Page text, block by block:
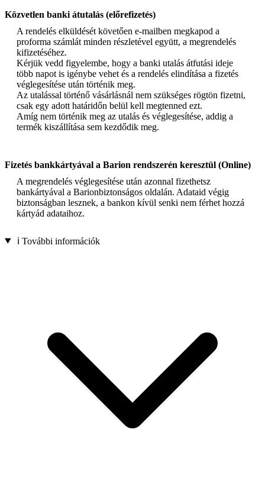
Közvetlen banki átutalás (előrefizetés)
A rendelés elküldését követően e-mailben megkapod a
proforma számlát minden részletével együtt, a megrendelés
kifizetéséhez.
Kérjük vedd figyelembe, hogy a banki utalás átfutási ideje
több napot is igénybe vehet és a rendelés elindítása a fizetés
véglegesítése után történik meg.
Az utalással történő vásárlásnál nem szükséges rögtön fizetni,
csak egy adott határidőn belül kell megtenned ezt.
Amíg nem történik meg az utalás és véglegesítése, addig a
termék kiszállítása sem kezdődik meg.
Fizetés bankkártyával a Barion rendszerén keresztül (Online)
A megrendelés véglegesítése után azonnal fizethetsz
bankártyával a Barionbiztonságos oldalán. Adataid végig
biztonságban lesznek, a bankon kívül senki nem férhet hozzá
kártyád adataihoz.
ℹ️ További információk